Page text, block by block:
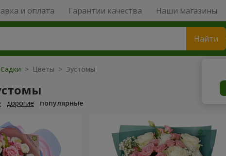
и оплата Гарантии качества Наши магазины
Найти
> Цветы > Эустомы
дорогие популярные